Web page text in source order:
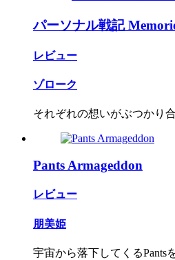
パーソナル戦記
レビュー
ゾローク
それぞれの想いがぶつかり
Pants Armageddon
レビュー
朋美姫
宇宙から落下してくるPants